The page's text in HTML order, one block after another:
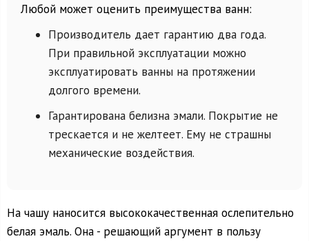
Любой может оценить преимущества ванн:
Производитель дает гарантию два года.
При правильной эксплуатации можно
эксплуатировать ванны на протяжении
долгого времени.
Гарантирована белизна эмали. Покрытие не
трескается и не желтеет. Ему не страшны
механические воздействия.
На чашу наносится высококачественная ослепительно
белая эмаль. Она - решающий аргумент в пользу